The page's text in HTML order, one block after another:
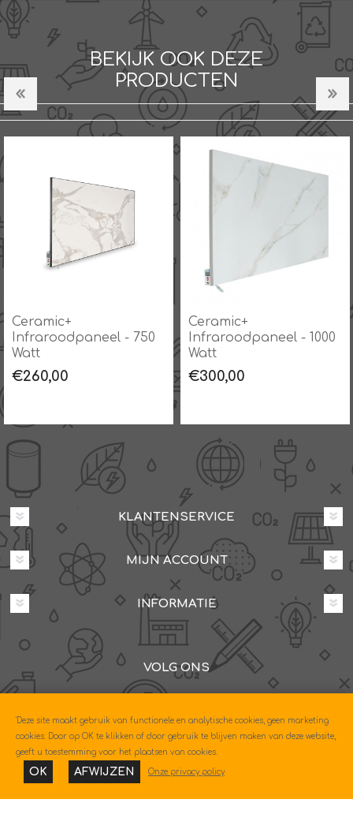
BEKIJK OOK DEZE
PRODUCTEN
Ceramic+
Infraroodpaneel - 750
Watt
€260,00
Ceramic+
Infraroodpaneel - 1000
Watt
€300,00
KLANTENSERVICE
MIJN ACCOUNT
INFORMATIE
VOLG ONS
085-0604630
'Deze site maakt gebruik van functionele en analytische cookies, geen marketing
cookies. Door op OK te klikken of door gebruik te blijven maken van deze website,
geeft u toestemming voor het plaatsen van cookies.
OK AFWIJZEN Onze privacy policy